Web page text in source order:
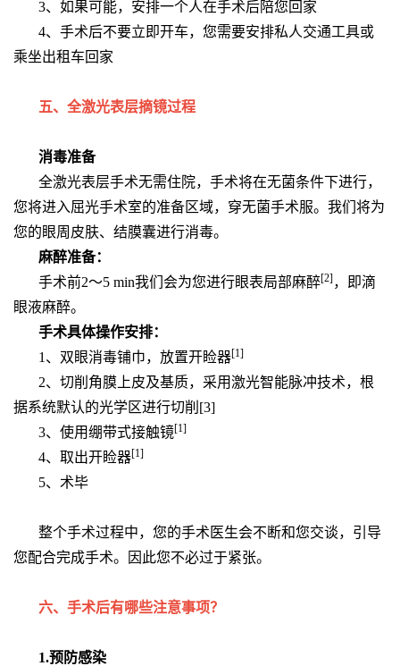
3、如果可能，安排一个人在手术后陪您回家
4、手术后不要立即开车，您需要安排私人交通工具或
乘坐出租车回家
五、全激光表层摘镜过程
消毒准备
全激光表层手术无需住院，手术将在无菌条件下进行，
您将进入屈光手术室的准备区域，穿无菌手术服。我们将为
您的眼周皮肤、结膜囊进行消毒。
麻醉准备：
手术前2～5 min我们会为您进行眼表局部麻醉[2] ，即滴
眼液麻醉。
手术具体操作安排：
1、双眼消毒铺巾，放置开睑器[1]
2、切削角膜上皮及基质，采用激光智能脉冲技术，根
据系统默认的光学区进行切削[3]
3、使用绷带式接触镜[1]
4、取出开睑器[1]
5、术毕
整个手术过程中，您的手术医生会不断和您交谈，引导
您配合完成手术。因此您不必过于紧张。
六、手术后有哪些注意事项？
1.预防感染